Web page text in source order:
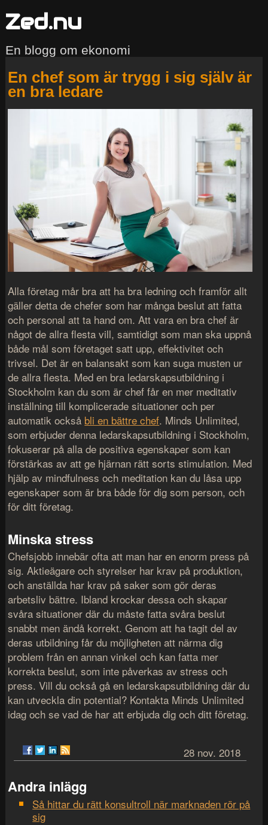
Zed.nu
En blogg om ekonomi
En chef som är trygg i sig själv är
en bra ledare
Alla företag mår bra att ha bra ledning och framför allt
gäller detta de chefer som har många beslut att fatta
och personal att ta hand om. Att vara en bra chef är
något de allra flesta vill, samtidigt som man ska uppnå
både mål som företaget satt upp, effektivitet och
trivsel. Det är en balansakt som kan suga musten ur
de allra flesta. Med en bra ledarskapsutbildning i
Stockholm kan du som är chef får en mer meditativ
inställning till komplicerade situationer och per
automatik också bli en bättre chef. Minds Unlimited,
som erbjuder denna ledarskapsutbildning i Stockholm,
fokuserar på alla de positiva egenskaper som kan
förstärkas av att ge hjärnan rätt sorts stimulation. Med
hjälp av mindfulness och meditation kan du låsa upp
egenskaper som är bra både för dig som person, och
för ditt företag.
Minska stress
Chefsjobb innebär ofta att man har en enorm press på
sig. Aktieägare och styrelser har krav på produktion,
och anställda har krav på saker som gör deras
arbetsliv bättre. Ibland krockar dessa och skapar
svåra situationer där du måste fatta svåra beslut
snabbt men ändå korrekt. Genom att ha tagit del av
deras utbildning får du möjligheten att närma dig
problem från en annan vinkel och kan fatta mer
korrekta beslut, som inte påverkas av stress och
press. Vill du också gå en ledarskapsutbildning där du
kan utveckla din potential? Kontakta Minds Unlimited
idag och se vad de har att erbjuda dig och ditt företag.
28 nov. 2018
Andra inlägg
Så hittar du rätt konsultroll när marknaden rör på
sig